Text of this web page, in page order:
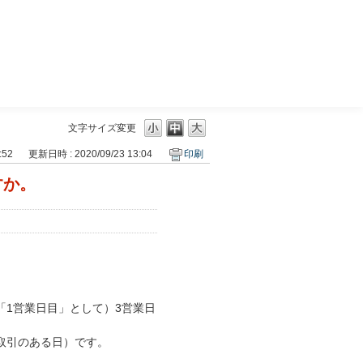
文字サイズ変更
更新日時 : 2020/09/23 13:04 印刷
。
1営業日目」として）3営業日
のある日）です。